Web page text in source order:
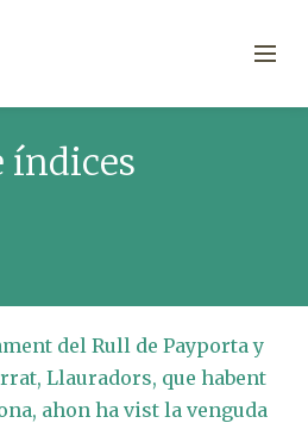
índices
del Rull de Payporta y
Llauradors, que habent
ahon ha vist la venguda